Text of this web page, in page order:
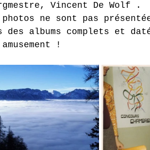
Vincent De Wolf .
photos ne sont pas
des albums complets et
!